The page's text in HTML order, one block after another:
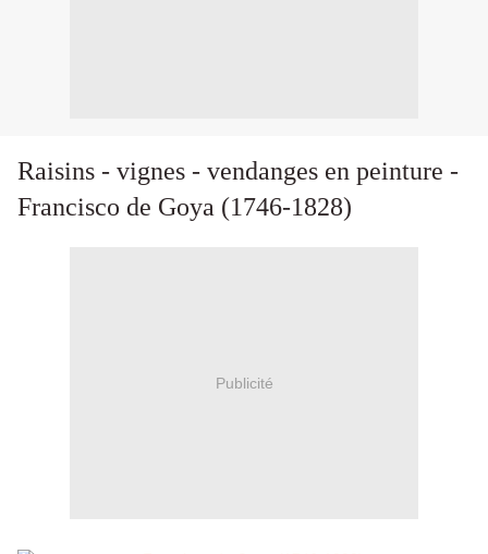
Raisins - vignes - vendanges en peinture -
Francisco de Goya (1746-1828)
Publicité